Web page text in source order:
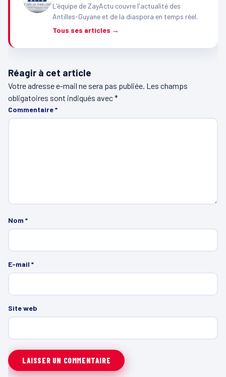
L'équipe de ZayActu couvre l'actualité des
Antilles-Guyane et de la diaspora en temps réel.
Tous ses articles →
Réagir à cet article
Votre adresse e-mail ne sera pas publiée. Les champs
obligatoires sont indiqués avec*
Commentaire*
Nom *
E-mail *
Site web